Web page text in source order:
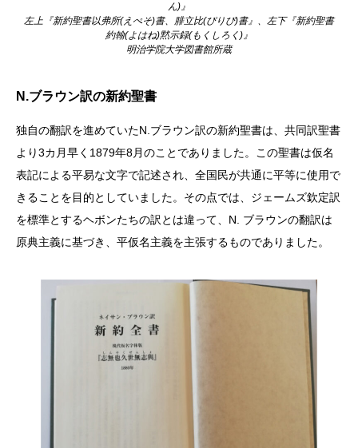
ん)』
左上『新約聖書以弗所(えぺそ)書、腓立比(ぴりぴ)書』、左下『新約聖書
約翰(よはね)黙示録(もくしろく)』
明治学院大学図書館所蔵
N.ブラウン訳の新約聖書
独自の翻訳を進めていたN.ブラウン訳の新約聖書は、共同訳聖書
より3カ月早く1879年8月のことでありました。この聖書は仮名
表記による平易な文字で記述され、全国民が共通に平等に使用で
きることを目的としていました。その点では、ジェームズ欽定訳
を標準とするヘボンたちの訳とは違って、N. ブラウンの翻訳は
原典主義に基づき、平仮名主義を主張するものでありました。